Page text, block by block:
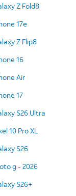
Z Fold8
17e
Z Flip8
16
Air
17
S26 Ultra
10 Pro XL
S26
g - 2026
S26+